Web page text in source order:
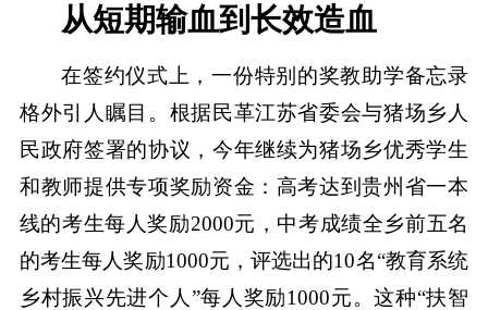
从短期输血到长效造血
在签约仪式上，一份特别的奖教助学备忘录
格外引人瞩目。根据民革江苏省委会与猪场乡人
民政府签署的协议，今年继续为猪场乡优秀学生
和教师提供专项奖励资金：高考达到贵州省一本
线的考生每人奖励2000元，中考成绩全乡前五名
的考生每人奖励1000元，评选出的10名“教育系统
乡村振兴先进个人”每人奖励1000元。这种“扶智